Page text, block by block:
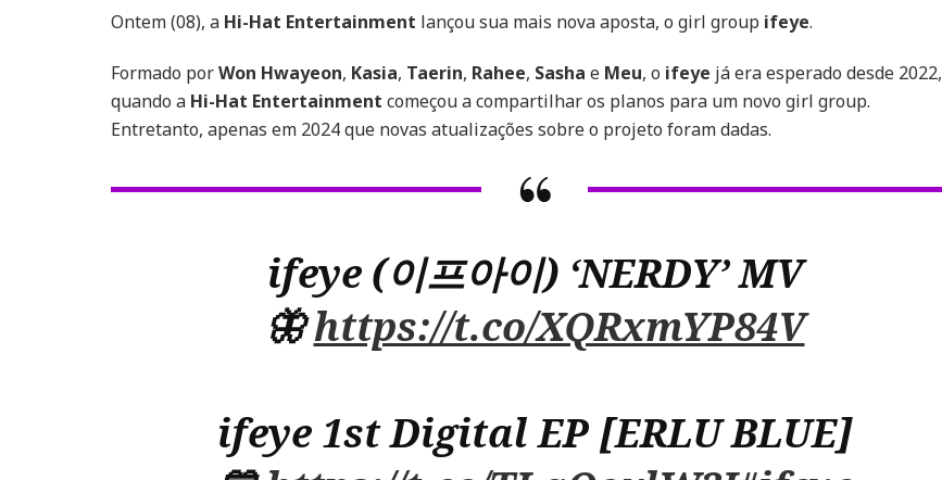
com
o
“ERLU
BLUE”
e
“NERDY”
Ontem (08), a Hi-Hat Entertainment lançou sua mais nova aposta, o girl group ifeye.
Formado porWon Hwayeon, Kasia, Taerin, Rahee, Sasha e Meu, o ifeye já era esperado desde 2022,
quando a Hi-Hat Entertainment começou a compartilhar os planos para um novo girl group.
Entretanto, apenas em 2024 que novas atualizações sobre o projeto foram dadas.
ifeye (이프아이) ‘NERDY’ MV
🦋https://t.co/XQRxmYP84V
ifeye 1st Digital EP [ERLU BLUE]